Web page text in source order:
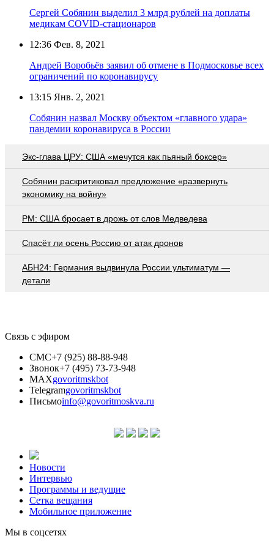
Сергей Собянин выделил 3 млрд рублей на доплаты
медикам COVID-стационаров
12:36 Фев. 8, 2021
Андрей Воробьёв заявил об отмене в Подмосковье всех
ограничений по коронавирусу
13:15 Янв. 2, 2021
Собянин назвал Москву объектом «главного удара»
пандемии коронавируса в России
Экс-глава ЦРУ: США «мечутся как пьяный боксер»
Собянин раскритиковал предложение «развернуть
экономику на войну»
PM: США бросает в дрожь от слов Медведева
Спасёт ли осень Россию от атак дронов
АБН24: Германия выдвинула России ультиматум —
детали
Связь с эфиром
СМС+7 (925) 88-88-948
Звонок+7 (495) 73-73-948
MAXgovoritmskbot
Telegramgovoritmskbot
Письмоinfo@govoritmoskva.ru
Новости
Интервью
Программы и ведущие
Сетка вещания
Мобильное приложение
Мы в соцсетях